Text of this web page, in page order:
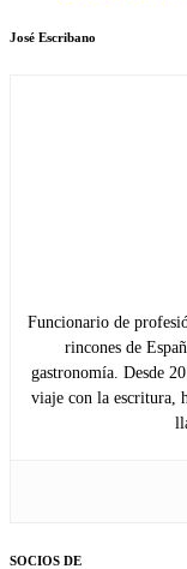
José Escribano
Funcionario de
rincones de
gastronomía. Desde
viaje con la escritura,
SOCIOS DE